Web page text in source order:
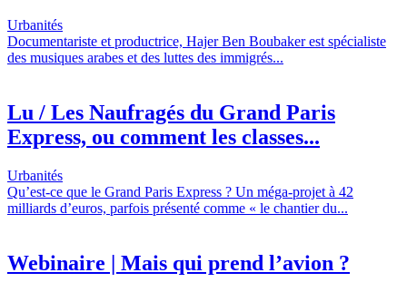
Urbanités
Documentariste et productrice, Hajer Ben Boubaker est spécialiste
des musiques arabes et des luttes des immigrés...
Lu / Les Naufragés du Grand Paris
Express, ou comment les classes...
Urbanités
Qu’est-ce que le Grand Paris Express ? Un méga-projet à 42
milliards d’euros, parfois présenté comme « le chantier du...
Webinaire | Mais qui prend l’avion ?